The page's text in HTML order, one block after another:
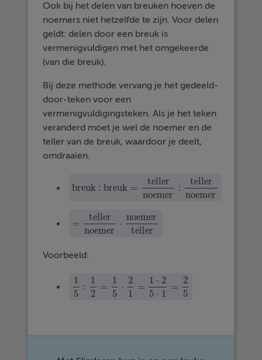
Ook bij het delen van breuken hoeven de
noemers niet hetzelfde te zijn. Voor delen
geldt: delen door een breuk is
vermenigvuldigen met het omgekeerde
(van die breuk).
Bij deze methode vervang je het gedeeld-
door-teken voor een
vermenigvuldigingsteken. Als je het teken
veranderd moet je wel de noemer en de
teller van de breuk, waardoor je deelt,
omdraaien.
breuk : breuk =
teller
noemer
:
teller
noemer
breuk : breuk=tellernoemer:tellernoemer
=
teller
noemer
⋅
noemer
teller
=tellernoemer⋅noemer
Voorbeeld:
1
5
:
1
2
=
1
5
⋅
2
1
=
1 ⋅ 2
5 ⋅ 1
=
2
5
1 5:1 2= 15 ·21=1· 25·1= 25